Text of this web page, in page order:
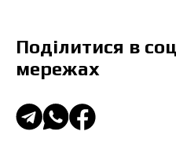
Поділитися в
мережах